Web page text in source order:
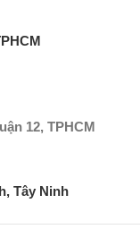
12, TPHCM
Tây Ninh